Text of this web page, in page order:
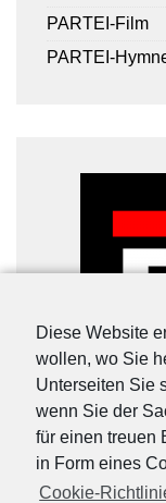
Diese Website
wollen, wo Sie
Unterseiten Sie
wenn Sie der
für einen treuen
in Form eines
Cookie-
PARTEI-Film
PARTEI-